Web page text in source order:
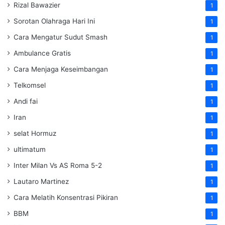
Rizal Bawazier 1
Sorotan Olahraga Hari Ini 1
Cara Mengatur Sudut Smash 1
Ambulance Gratis 1
Cara Menjaga Keseimbangan 1
Telkomsel 1
Andi fai 1
Iran 1
selat Hormuz 1
ultimatum 1
Inter Milan Vs AS Roma 5-2 1
Lautaro Martinez 1
Cara Melatih Konsentrasi Pikiran 1
BBM 1